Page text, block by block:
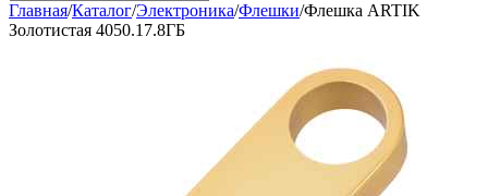
Главная/Каталог/Электроника/Флешки/Флешка ARTIK
Золотистая 4050.17.8ГБ